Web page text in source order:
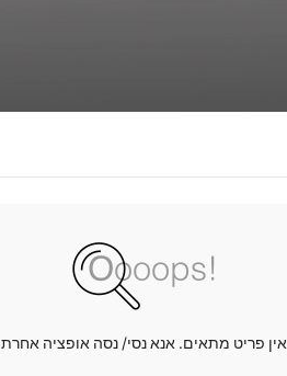
אין פריט מתאים. אנא נסי/ נסה אופציה אחרת